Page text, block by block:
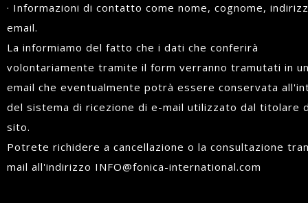
· Informazioni di contatto come nome, cognome,
email.
La informiamo del fatto che i dati che conferirà
volontariamente tramite il form verranno tramutati in
email che eventualmente potrà essere conservata
del sistema di ricezione di e-mail utilizzato dal titolare
sito.
Potrete richidere a cancellazione o la consultazione
mail all'indirizzo INFO@fonica-international.com